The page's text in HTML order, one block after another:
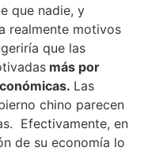
que nadie, y
realmente motivos
que las
más por
Las
chino parecen
Efectivamente, en
de su economía lo